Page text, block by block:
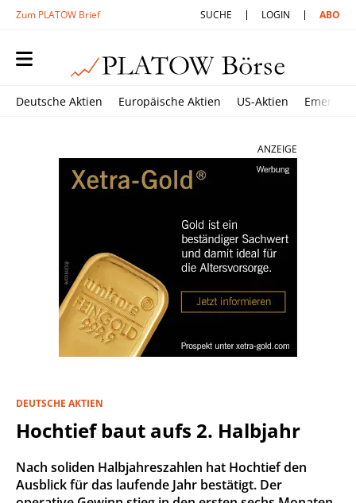
Zum PLATOW Brief SUCHE LOGIN ABO
Deutsche Aktien Europäische Aktien US-Aktien
ANZEIGE
DEUTSCHE AKTIEN
Hochtief baut aufs 2. Halbjahr
Nach soliden Halbjahreszahlen hat Hochtief den
Ausblick für das laufende Jahr bestätigt. Der